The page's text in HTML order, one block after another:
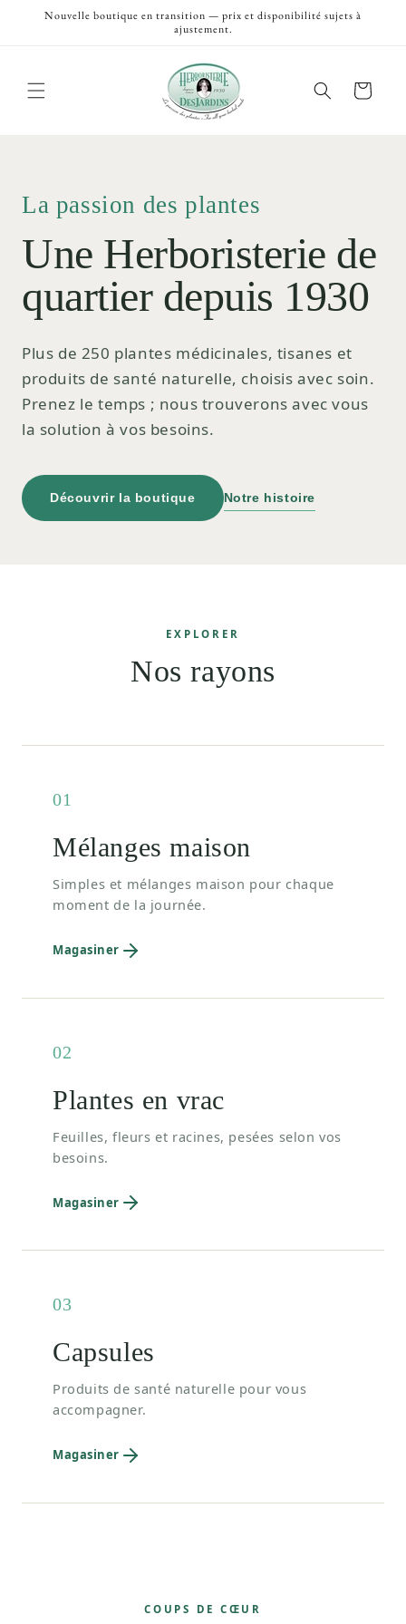
passer
Nouvelle boutique en transition — prix et disponibilité sujets à
ajustement.
Panier
La passion des plantes
Une Herboristerie de
quartier depuis 1930
Plus de 250 plantes médicinales, tisanes et
produits de santé naturelle, choisis avec soin.
Prenez le temps ; nous trouverons avec vous
la solution à vos besoins.
Découvrir la boutique Notre histoire
EXPLORER
Nos rayons
01
Mélanges maison
Simples et mélanges maison pour chaque
moment de la journée.
Magasiner
02
Plantes en vrac
Feuilles, fleurs et racines, pesées selon vos
besoins.
Magasiner
03
Capsules
Produits de santé naturelle pour vous
accompagner.
Magasiner
COUPS DE CŒUR